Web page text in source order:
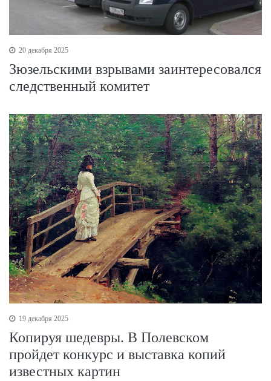
20 декабря 2025
Зюзельскими взрывами заинтересовался
следственный комитет
19 декабря 2025
Копируя шедевры. В Полевском
пройдет конкурс и выставка копий
известных картин